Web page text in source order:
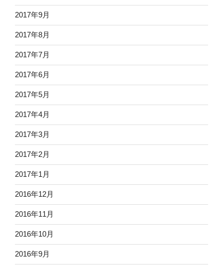
2017年9月
2017年8月
2017年7月
2017年6月
2017年5月
2017年4月
2017年3月
2017年2月
2017年1月
2016年12月
2016年11月
2016年10月
2016年9月